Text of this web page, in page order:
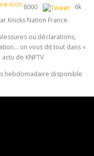
8000
6k
Knicks Nation France.
ou déclarations,
on vous dit tout dans «
de KNFTV
hebdomadaire disponible